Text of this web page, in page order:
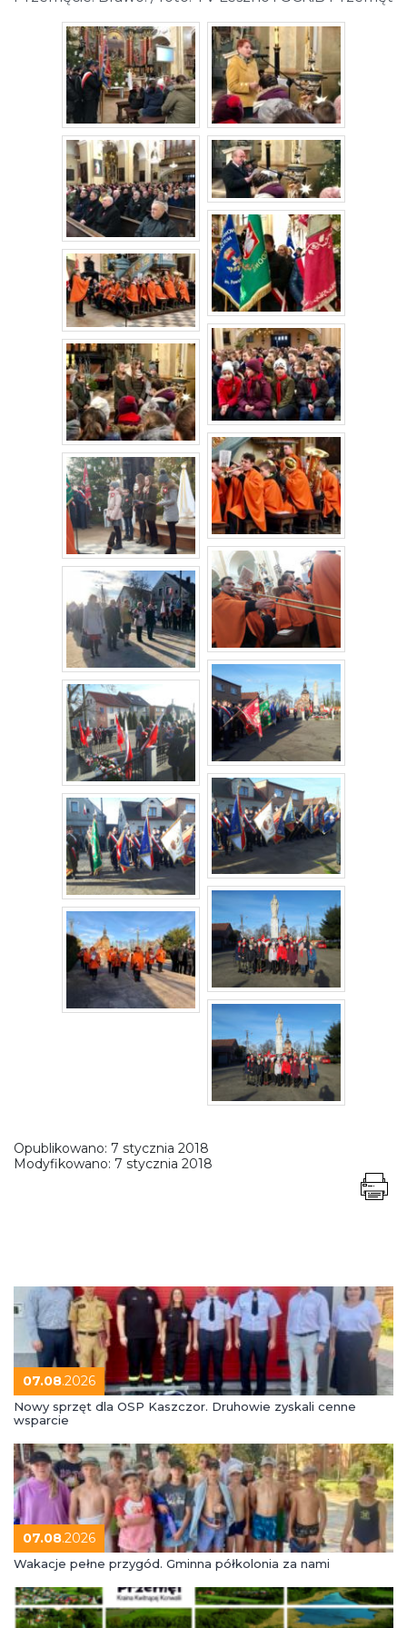
Opublikowano: 7 stycznia 2018
Modyfikowano: 7 stycznia 2018
07.08.2026
Nowy sprzęt dla OSP Kaszczor. Druhowie zyskali cenne
wsparcie
07.08.2026
Wakacje pełne przygód. Gminna półkolonia za nami